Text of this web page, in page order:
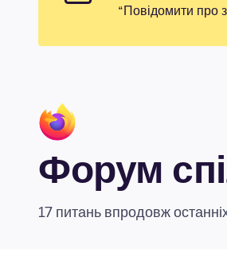
“Повідомити про
Форум
17 питань впродовж